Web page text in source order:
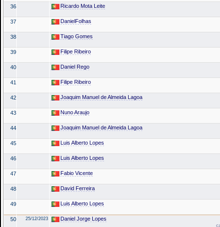
36 Ricardo Mota Leite
37 DanielFolhas
38 Tiago Gomes
39 Filipe Ribeiro
40 Daniel Rego
41 Filipe Ribeiro
42 Joaquim Manuel de Almeida Lagoa
43 Nuno Araujo
44 Joaquim Manuel de Almeida Lagoa
45 Luis Alberto Lopes
46 Luis Alberto Lopes
47 Fabio Vicente
48 David Ferreira
49 Luis Alberto Lopes
50 25/12/2023 Daniel Jorge Lopes